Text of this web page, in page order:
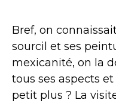
Bref, on
sourcil et ses
mexicanité, on la
tous ses aspects et
petit plus ? La